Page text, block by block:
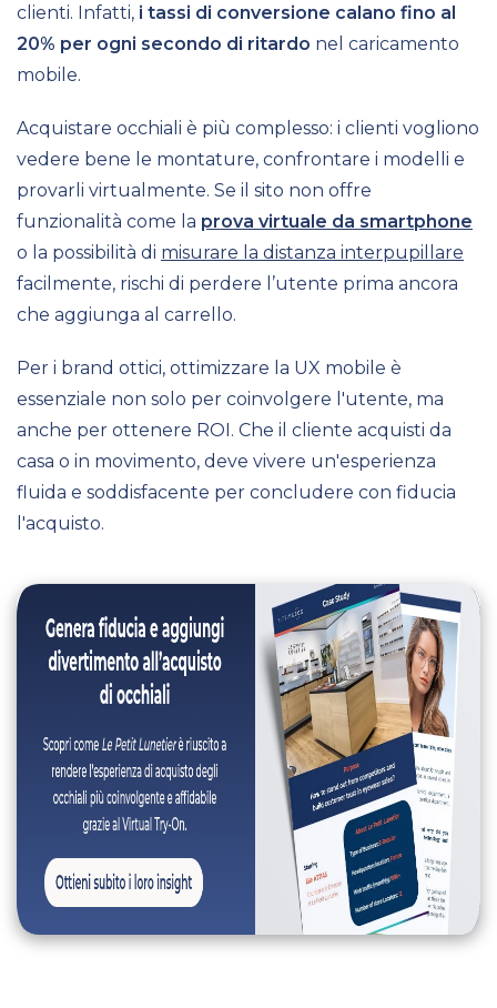
clienti. Infatti, i tassi di conversione calano fino al
20% per ogni secondo di ritardo nel caricamento
mobile.
Acquistare occhiali è più complesso: i clienti vogliono
vedere bene le montature, confrontare i modelli e
provarli virtualmente. Se il sito non offre
funzionalità come la prova virtuale da smartphone
o la possibilità di misurare la distanza interpupillare
facilmente, rischi di perdere l’utente prima ancora
che aggiunga al carrello.
Per i brand ottici, ottimizzare la UX mobile è
essenziale non solo per coinvolgere l'utente, ma
anche per ottenere ROI. Che il cliente acquisti da
casa o in movimento, deve vivere un'esperienza
fluida e soddisfacente per concludere con fiducia
l'acquisto.